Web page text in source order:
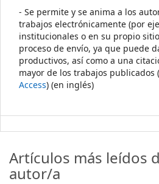
- Se permite y se anima a los
trabajos electrónicamente (por
institucionales o en su propio
proceso de envío, ya que puede
productivos, así como a una
mayor de los trabajos publicados
Access) (en inglés)
Artículos más leídos
autor/a